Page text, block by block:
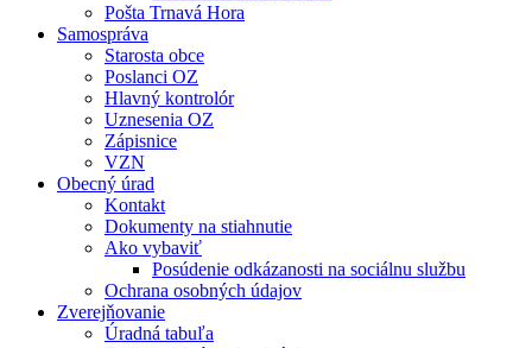
Pošta Trnavá Hora
Samospráva
Starosta obce
Poslanci OZ
Hlavný kontrolór
Uznesenia OZ
Zápisnice
VZN
Obecný úrad
Kontakt
Dokumenty na stiahnutie
Ako vybaviť
Posúdenie odkázanosti na sociálnu službu
Ochrana osobných údajov
Zverejňovanie
Úradná tabuľa